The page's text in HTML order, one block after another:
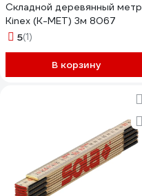
Складной деревянный метр
Kinex (K-MET) 3м 8067
5(1)
В корзину